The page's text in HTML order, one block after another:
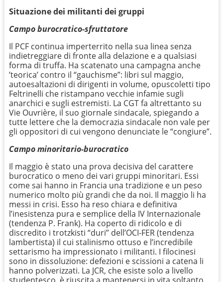
Situazione dei militanti dei gruppi
Campo burocratico-sfruttatore
Il PCF continua imperterrito nella sua linea senza
indietreggiare di fronte alla delazione e a qualsiasi
forma di truffa. Ha scatenato una campagna anche
’teorica’ contro il “gauchisme”: libri sul maggio,
autoesaltazioni di dirigenti in volume, opuscoletti tipo
Feltrinelli che ristampano vecchie infamie sugli
anarchici e sugli estremisti. La CGT fa altrettanto su
Vie Ouvrière, il suo giornale sindacale, spiegando a
tutte lettere che la democrazia sindacale non vale per
gli oppositori di cui vengono denunciate le “congiure”.
Campo minoritario-burocratico
Il maggio è stato una prova decisiva del carattere
burocratico o meno dei vari gruppi minoritari. Essi
come sai hanno in Francia una tradizione e un peso
numerico molto più grandi che da noi. Il maggio li ha
messi in crisi. Esso ha reso chiara e definitiva
l’inesistenza pura e semplice della IV Internazionale
(tendenza P. Frank). Ha coperto di ridicolo e di
discredito i trotzkisti “duri” dell’OCI-FER (tendenza
lambertista) il cui stalinismo ottuso e l’incredibile
settarismo ha impressionato i militanti. I filocinesi
sono in dissoluzione: defezioni e scissioni a catena li
hanno polverizzati. La JCR, che esiste solo a livello